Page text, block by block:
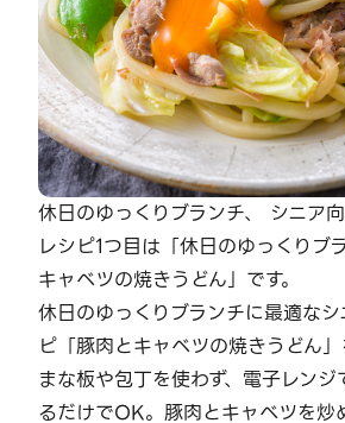
休日のゆっくりブランチ、 シニア
レシピ1つ目は「休日のゆっくりブ
キャベツの焼きうどん」です。
休日のゆっくりブランチに最適な
ピ「豚肉とキャベツの焼きうどん」
まな板や包丁を使わず、電子レン
るだけでOK。豚肉とキャベツを炒